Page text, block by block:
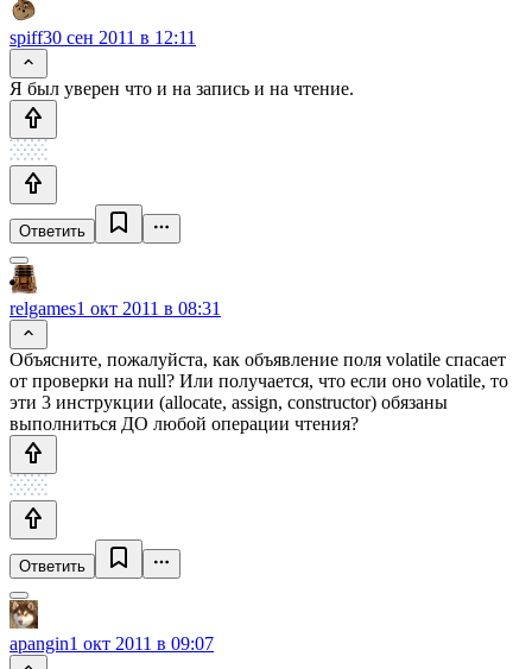
spiff30 сен 2011 в 12:11
Я был уверен что и на запись и на чтение.
Ответить
relgames1 окт 2011 в 08:31
Объясните, пожалуйста, как объявление поля volatile спасает
от проверки на null? Или получается, что если оно volatile, то
эти 3 инструкции (allocate, assign, constructor) обязаны
выполниться ДО любой операции чтения?
Ответить
apangin1 окт 2011 в 09:07